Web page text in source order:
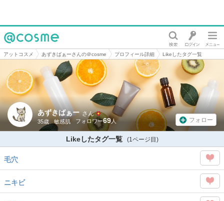
@cosme
アットコスメ あずきばぁーさんの＠cosme プロフィール詳細 Likeしたタグ一覧
あずきばぁー さん
35歳 敏感肌 69 フォロー
Likeしたタグ一覧 (1ページ目)
毛穴
この
タグ
ニキビ
この